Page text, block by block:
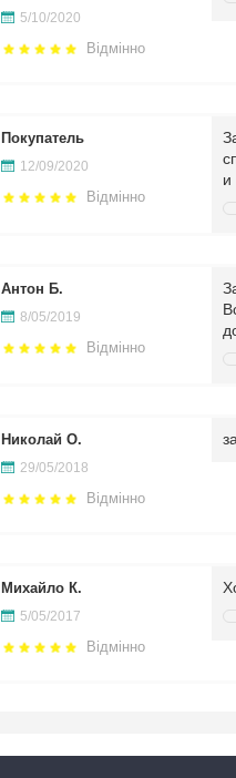
5/10/2020
Відмінно
Покупатель
12/09/2020
Відмінно
и
Антон Б.
8/05/2019
Відмінно
Николай О.
29/05/2018
Відмінно
Михайло К.
5/05/2017
Відмінно